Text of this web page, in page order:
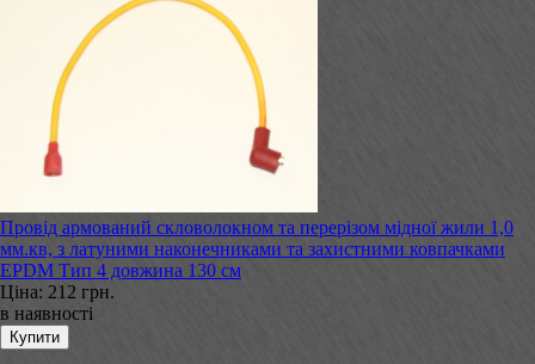
Провід армований скловолокном та перерізом мідної жили 1,0
мм.кв, з латуними наконечниками та захистними ковпачками
EPDM Тип 4 довжина 130 см
Ціна: 212 грн.
в наявності